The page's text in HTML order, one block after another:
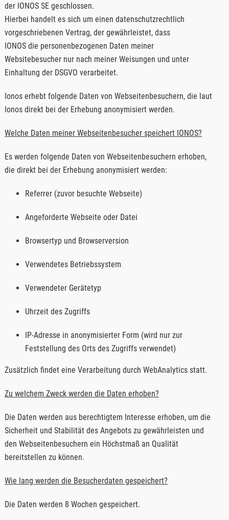
der IONOS SE geschlossen.
Hierbei handelt es sich um einen datenschutzrechtlich
vorgeschriebenen Vertrag, der gewährleistet, dass
IONOS die personenbezogenen Daten meiner
Websitebesucher nur nach meiner Weisungen und unter
Einhaltung der DSGVO verarbeitet.
Ionos erhebt folgende Daten von Webseitenbesuchern, die laut
Ionos direkt bei der Erhebung anonymisiert werden.
Welche Daten meiner Webseitenbesucher speichert IONOS?
Es werden folgende Daten von Webseitenbesuchern erhoben,
die direkt bei der Erhebung anonymisiert werden:
Referrer (zuvor besuchte Webseite)
Angeforderte Webseite oder Datei
Browsertyp und Browserversion
Verwendetes Betriebssystem
Verwendeter Gerätetyp
Uhrzeit des Zugriffs
IP-Adresse in anonymisierter Form (wird nur zur
Feststellung des Orts des Zugriffs verwendet)
Zusätzlich findet eine Verarbeitung durch WebAnalytics statt.
Zu welchem Zweck werden die Daten erhoben?
Die Daten werden aus berechtigtem Interesse erhoben, um die
Sicherheit und Stabilität des Angebots zu gewährleisten und
den Webseitenbesuchern ein Höchstmaß an Qualität
bereitstellen zu können.
Wie lang werden die Besucherdaten gespeichert?
Die Daten werden 8 Wochen gespeichert.